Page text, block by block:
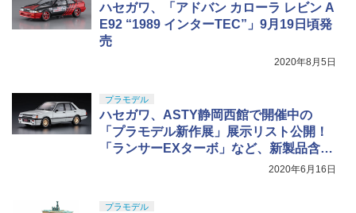
ハセガワ、「アドバン カローラ レビン A
E92 “1989 インターTEC”」9月19日頃発
売
2020年8月5日
プラモデル
ハセガワ、ASTY静岡西館で開催中の
「プラモデル新作展」展示リスト公開！
「ランサーEXターボ」など、新製品含む
2020年6月16日
プラモデル